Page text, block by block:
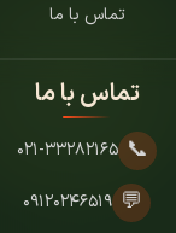
تماس با ما
تماس با ما
📞 ۰۲۱-۳۳۲۸۲۱۶۵
💬 ۰۹۱۲۰۲۴۶۵۱۹